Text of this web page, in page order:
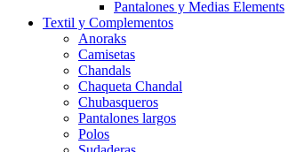
Pantalones y Medias Elements
Textil y Complementos
Anoraks
Camisetas
Chandals
Chaqueta Chandal
Chubasqueros
Pantalones largos
Polos